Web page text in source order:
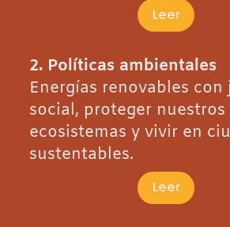
Leer
2. Políticas ambientales
Energías renovables con
social, proteger nuestros
ecosistemas y vivir en
sustentables.
Leer